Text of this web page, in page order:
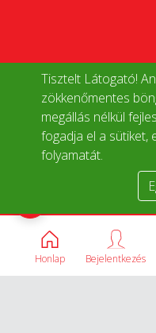
Tisztelt Látogató!
zökkenőmentes
megállás nélkül
fogadja el a sütiket,
folyamatát.
Honlap Bejelentkezés
Termékek